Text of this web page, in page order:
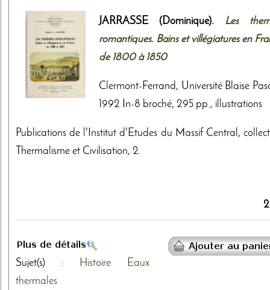
JARRASSE (Dominique). Les
romantiques. Bains et villégiatures en
de 1800 à 1850
Clermont-Ferrand, Université Blaise
1992 In-8 broché, 295 pp., illustrations
Publications de l'Institut d'Etudes du Massif Central,
Thermalisme et Civilisation, 2.
Sujet(s) : Histoire
Eaux
thermales